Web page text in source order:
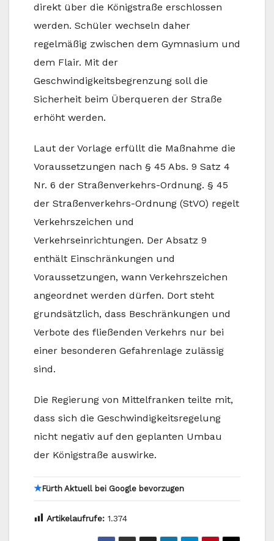
direkt über die Königstraße erschlossen
werden. Schüler wechseln daher
regelmäßig zwischen dem Gymnasium und
dem Flair. Mit der
Geschwindigkeitsbegrenzung soll die
Sicherheit beim Überqueren der Straße
erhöht werden.
Laut der Vorlage erfüllt die Maßnahme die
Voraussetzungen nach § 45 Abs. 9 Satz 4
Nr. 6 der Straßenverkehrs-Ordnung. § 45
der Straßenverkehrs-Ordnung (StVO) regelt
Verkehrszeichen und
Verkehrseinrichtungen. Der Absatz 9
enthält Einschränkungen und
Voraussetzungen, wann Verkehrszeichen
angeordnet werden dürfen. Dort steht
grundsätzlich, dass Beschränkungen und
Verbote des fließenden Verkehrs nur bei
einer besonderen Gefahrenlage zulässig
sind.
Die Regierung von Mittelfranken teilte mit,
dass sich die Geschwindigkeitsregelung
nicht negativ auf den geplanten Umbau
der Königstraße auswirke.
★Fürth Aktuell bei Google bevorzugen
Artikelaufrufe: 1.374